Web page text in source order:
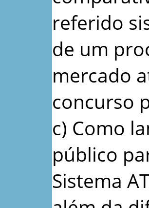
referido
de um
mercado
concurso
c) Como
público
Sistema